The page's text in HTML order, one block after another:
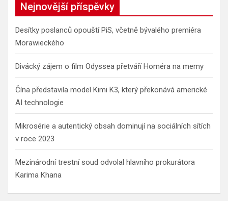
Nejnovější příspěvky
Desítky poslanců opouští PiS, včetně bývalého premiéra
Morawieckého
Divácký zájem o film Odyssea přetváří Homéra na memy
Čína představila model Kimi K3, který překonává americké
AI technologie
Mikrosérie a autentický obsah dominují na sociálních sítích
v roce 2023
Mezinárodní trestní soud odvolal hlavního prokurátora
Karima Khana